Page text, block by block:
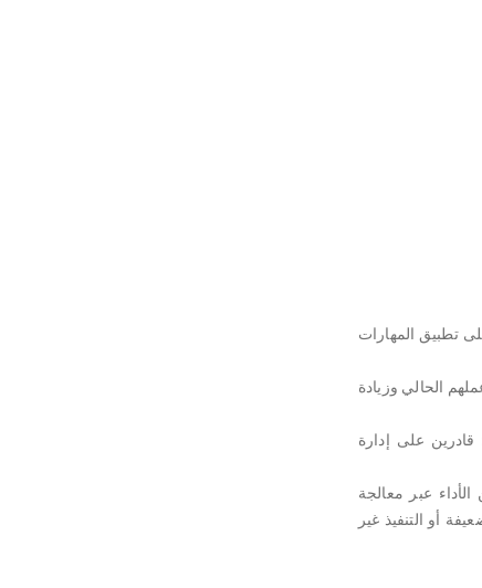
تطبيق المهارات
الحالي وزيادة
على إدارة
عبر معالجة
أو التنفيذ غير